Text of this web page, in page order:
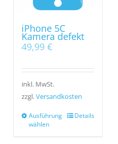
iPhone 5C
Kamera defekt
49,99 €
inkl. MwSt.
zzgl.Versandkosten
Ausführung
wählen
Details